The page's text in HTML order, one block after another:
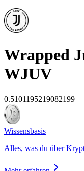
Wrapped
WJUV
0.5101195219082199
Wissensbasis
Alles, was du über